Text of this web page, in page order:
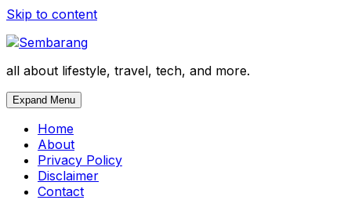
Skip to content
all about lifestyle, travel, tech, and more.
Expand Menu
Home
About
Privacy Policy
Disclaimer
Contact